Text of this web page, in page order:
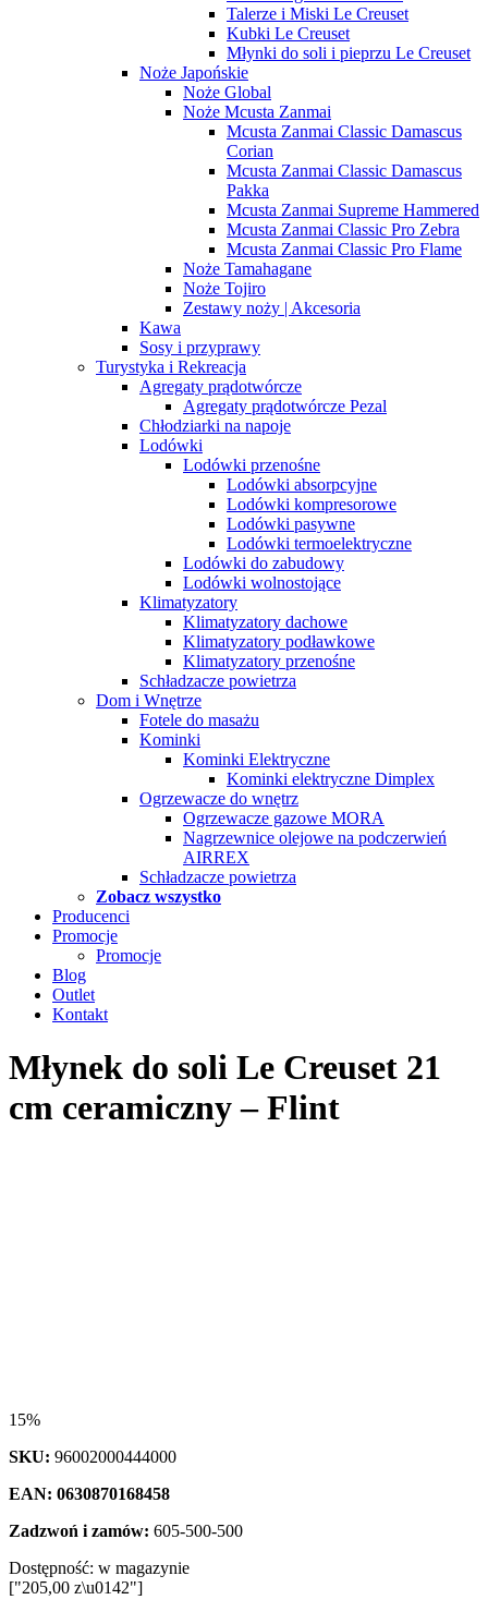
Talerze i Miski Le Creuset
Kubki Le Creuset
Młynki do soli i pieprzu Le Creuset
Noże Japońskie
Noże Global
Noże Mcusta Zanmai
Mcusta Zanmai Classic Damascus
Corian
Mcusta Zanmai Classic Damascus
Pakka
Mcusta Zanmai Supreme Hammered
Mcusta Zanmai Classic Pro Zebra
Mcusta Zanmai Classic Pro Flame
Noże Tamahagane
Noże Tojiro
Zestawy noży | Akcesoria
Kawa
Sosy i przyprawy
Turystyka i Rekreacja
Agregaty prądotwórcze
Agregaty prądotwórcze Pezal
Chłodziarki na napoje
Lodówki
Lodówki przenośne
Lodówki absorpcyjne
Lodówki kompresorowe
Lodówki pasywne
Lodówki termoelektryczne
Lodówki do zabudowy
Lodówki wolnostojące
Klimatyzatory
Klimatyzatory dachowe
Klimatyzatory podławkowe
Klimatyzatory przenośne
Schładzacze powietrza
Dom i Wnętrze
Fotele do masażu
Kominki
Kominki Elektryczne
Kominki elektryczne Dimplex
Ogrzewacze do wnętrz
Ogrzewacze gazowe MORA
Nagrzewnice olejowe na podczerwień
AIRREX
Schładzacze powietrza
Zobacz wszystko
Producenci
Promocje
Promocje
Blog
Outlet
Kontakt
Młynek do soli Le Creuset 21
cm ceramiczny – Flint
15%
SKU: 96002000444000
EAN: 0630870168458
Zadzwoń i zamów: 605-500-500
Dostępność: w magazynie
["205,00 z\u0142"]